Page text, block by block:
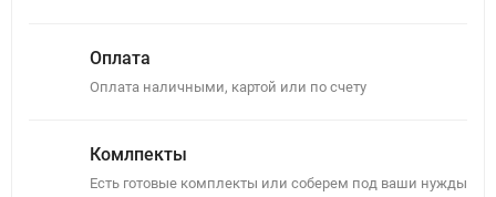
Оплата
Оплата наличными, картой или по счету
Комлпекты
Есть готовые комплекты или соберем под ваши нужды